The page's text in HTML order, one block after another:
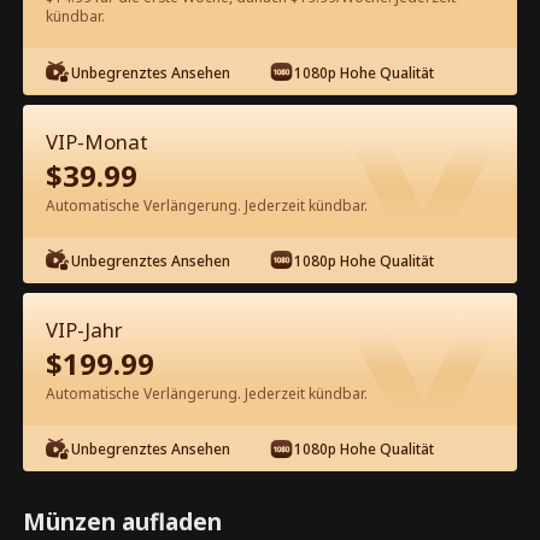
Kostenlos in der App ansehen
Episode 55 - Die Erbin hat ihren
Mann auf die schwarze Liste gesetzt
Kompletter Film
1-50 51-85
55 56 58 59
kündbar.
Unbegrenztes Ansehen 1080p Hohe Qualität
VIP-Monat
$39.99
Automatische Verlängerung. Jederzeit kündbar.
Unbegrenztes Ansehen 1080p Hohe Qualität
VIP-Jahr
$199.99
Automatische Verlängerung. Jederzeit kündbar.
Unbegrenztes Ansehen 1080p Hohe Qualität
Münzen aufladen